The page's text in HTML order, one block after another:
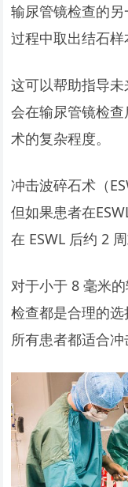
输尿管镜检查的
过程中取出结石样
这可以帮助指导
会在输尿管镜检
术的复杂程度。
冲击波碎石术（
但如果患者在
在 ESWL 后约 2
对于小于 8 毫米
检查都是合理的
所有患者都适合冲